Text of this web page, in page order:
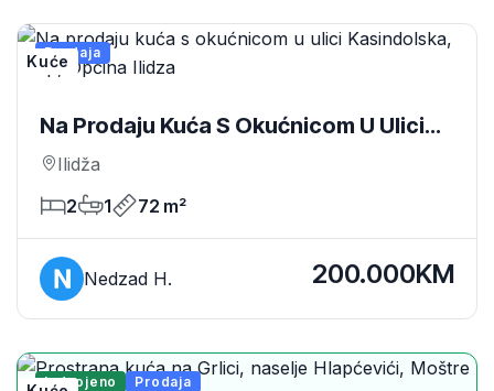
Prodaja
Kuće
Na Prodaju Kuća S Okućnicom U Ulici
Kasindolska, Stup, Općina Ilidza
Ilidža
2
1 72 m²
Nedzad H. 200.000KM
Izdvojeno Prodaja